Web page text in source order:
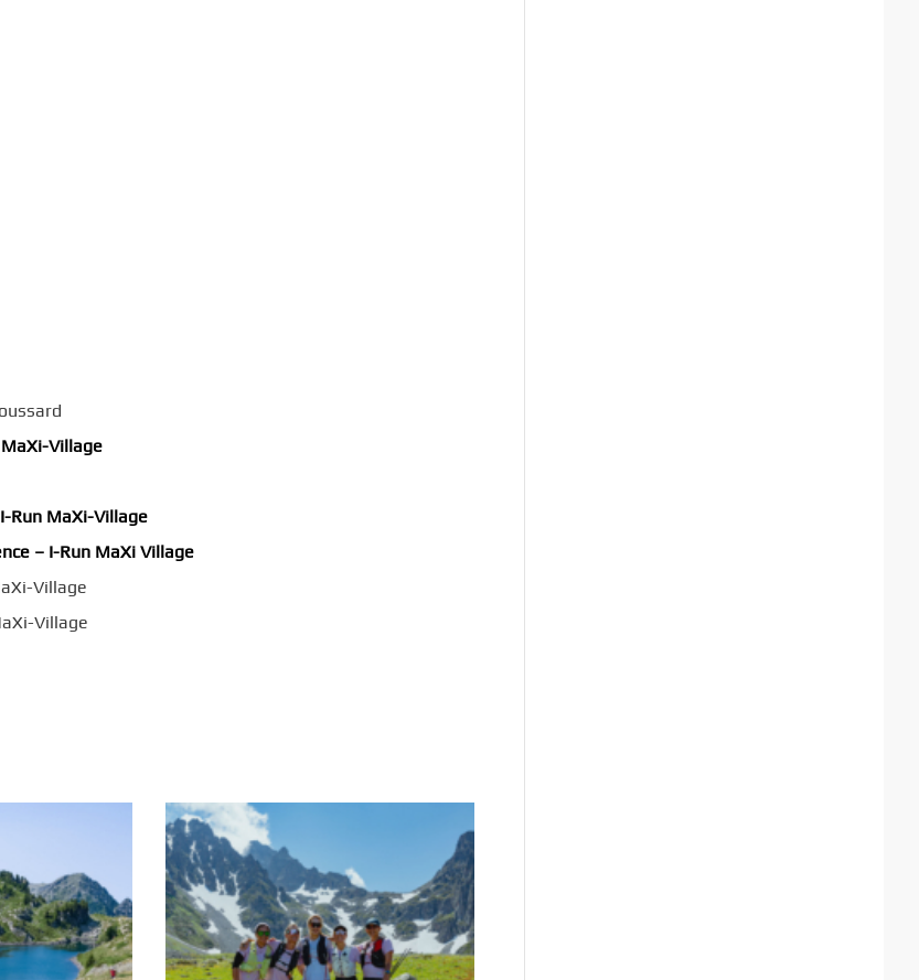
MaXi-Village
I-Run MaXi-Village
– I-Run MaXi Village
Village
Village